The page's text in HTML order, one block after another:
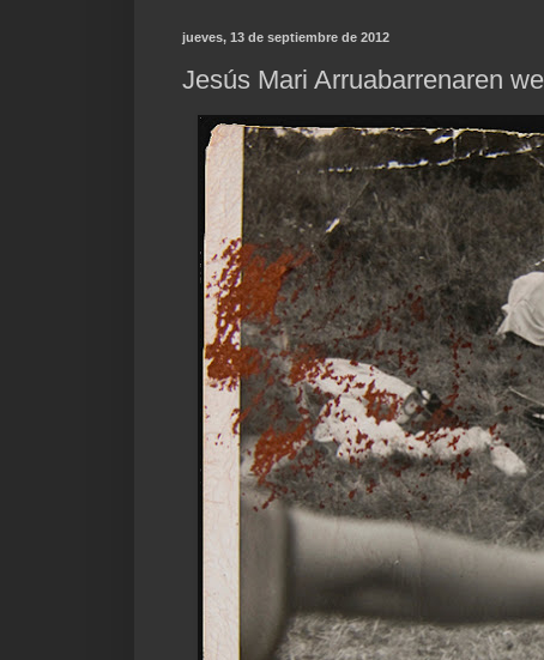
jueves, 13 de septiembre de 2012
Jesús Mari Arruabarrenaren